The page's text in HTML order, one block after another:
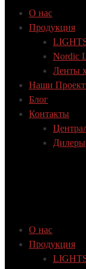
О нас
Продукция
Nordic
Ленты
Наши
Блог
Контакты
Дилеры
О нас
Продукция